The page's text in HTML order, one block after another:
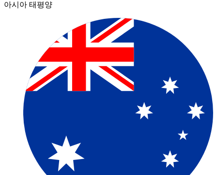
아시아 태평양​​